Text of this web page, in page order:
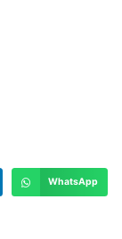
WhatsApp